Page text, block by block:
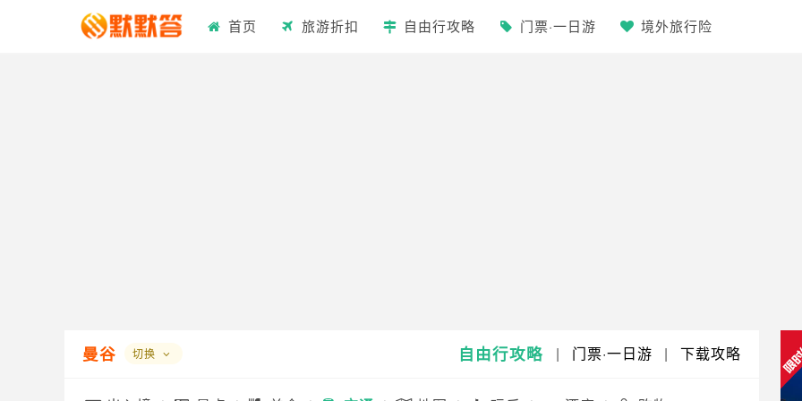
首页 旅游折扣 自由行攻略 门票·一日游 境外旅行险
曼谷 切换 自由行攻略 | 门票·一日游 | 下载攻略